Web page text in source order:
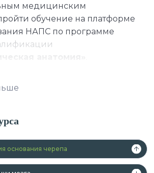
медицинским
обучение на платформе
НАПС по программе
анатомия»
требования, указанные в
справочниках по должности,
или
требованию к
основания черепа